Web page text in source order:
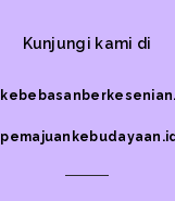
Kunjungi kami di